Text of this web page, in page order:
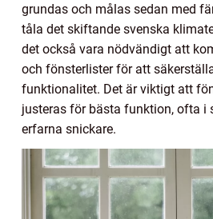
grundas och målas sedan med
tåla det skiftande svenska
det också vara nödvändigt att
och fönsterlister för att
funktionalitet. Det är viktigt att
justeras för bästa funktion, ofta i
erfarna snickare.